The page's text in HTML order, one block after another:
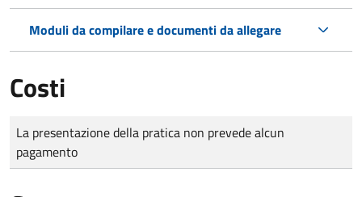
Moduli da compilare e documenti da allegare
Costi
Tipo di pagamento
Importo
La presentazione della pratica non prevede alcun
pagamento